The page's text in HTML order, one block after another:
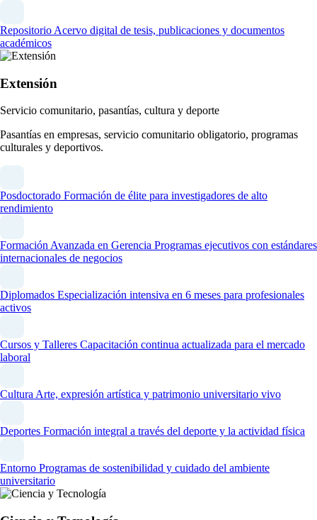
Repositorio Acervo digital de tesis, publicaciones y documentos
académicos
Extensión
Servicio comunitario, pasantías, cultura y deporte
Pasantías en empresas, servicio comunitario obligatorio, programas
culturales y deportivos.
Posdoctorado Formación de élite para investigadores de alto
rendimiento
Formación Avanzada en Gerencia Programas ejecutivos con estándares
internacionales de negocios
Diplomados Especialización intensiva en 6 meses para profesionales
activos
Cursos y Talleres Capacitación continua actualizada para el mercado
laboral
CulturaArte, expresión artística y patrimonio universitario vivo
Deportes Formación integral a través del deporte y la actividad física
Entorno Programas de sostenibilidad y cuidado del ambiente
universitario